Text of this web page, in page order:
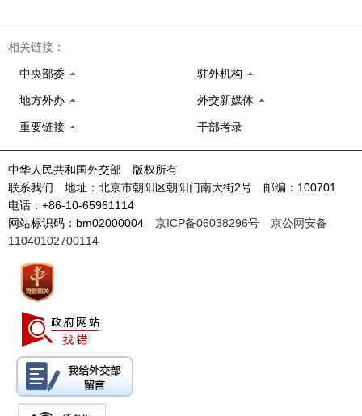
相关链接：
中央部委 驻外机构
地方外办 外交新媒体
重要链接 干部考录
中华人民共和国外交部 版权所有
联系我们 地址：北京市朝阳区朝阳门南大街2号 邮编：100701
电话：+86-10-65961114
网站标识码：bm02000004 京ICP备06038296号
京公网安备
11040102700114